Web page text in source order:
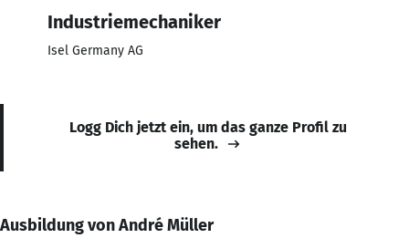
Industriemechaniker
Isel Germany AG
Logg Dich jetzt ein, um das ganze Profil zu
sehen.
Ausbildung von André Müller